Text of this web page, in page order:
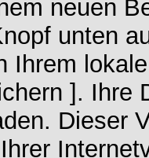
neuen
unten
Ihrem
]. Ihre
Dieser